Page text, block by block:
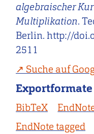
algebraischer
Multiplikation.
Berlin. http://
2511
Suche auf
Exportformate
BibTeX
EndNote tagged